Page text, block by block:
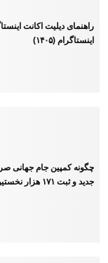
راهنمای دیلیت اکانت
اینستاگرام (۱۴۰۵)
چگونه کمپین جام جهانی
جدید و ثبت ۱۷۱ هزار نخستین معامله شد؟